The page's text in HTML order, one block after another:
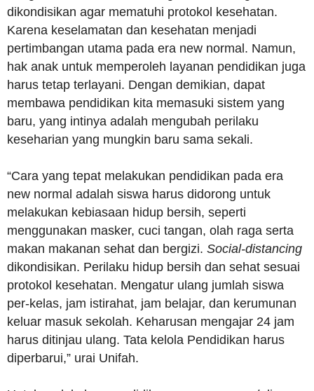
dikondisikan agar mematuhi protokol kesehatan.
Karena keselamatan dan kesehatan menjadi
pertimbangan utama pada era new normal. Namun,
hak anak untuk memperoleh layanan pendidikan juga
harus tetap terlayani. Dengan demikian, dapat
membawa pendidikan kita memasuki sistem yang
baru, yang intinya adalah mengubah perilaku
keseharian yang mungkin baru sama sekali.
“Cara yang tepat melakukan pendidikan pada era
new normal adalah siswa harus didorong untuk
melakukan kebiasaan hidup bersih, seperti
menggunakan masker, cuci tangan, olah raga serta
makan makanan sehat dan bergizi. Social-distancing
dikondisikan. Perilaku hidup bersih dan sehat sesuai
protokol kesehatan. Mengatur ulang jumlah siswa
per-kelas, jam istirahat, jam belajar, dan kerumunan
keluar masuk sekolah. Keharusan mengajar 24 jam
harus ditinjau ulang. Tata kelola Pendidikan harus
diperbarui,” urai Unifah.